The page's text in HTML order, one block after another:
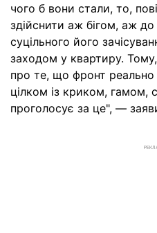
чого б вони стали, то,
здійснити аж бігом, аж
суцільного його
заходом у квартиру.
про те, що фронт
цілком із криком, гамом,
проголосує за це", —